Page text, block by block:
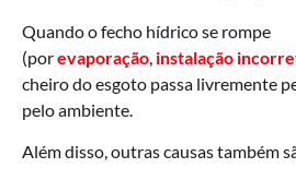
Quando o fecho hídrico se rompe
(porevaporação, instalação
cheiro do esgoto passa livremente
pelo ambiente.
Além disso, outras causas também